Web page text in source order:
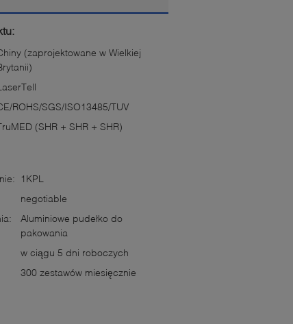
(zaprojektowane w Wielkiej
ROHS/SGS/ISO13485/TUV
(SHR + SHR + SHR)
1KPL
negotiable
Aluminiowe pudełko do
pakowania
w ciągu 5 dni roboczych
300 zestawów miesięcznie